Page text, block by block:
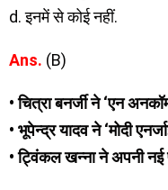
d. इनमें से कोई नहीं.
Ans. (B)
• चित्रा बनर्जी ने ‘एन
• भूपेन्द्र यादव ने ‘मोदी
• ट्विंकल खन्ना ने अपनी